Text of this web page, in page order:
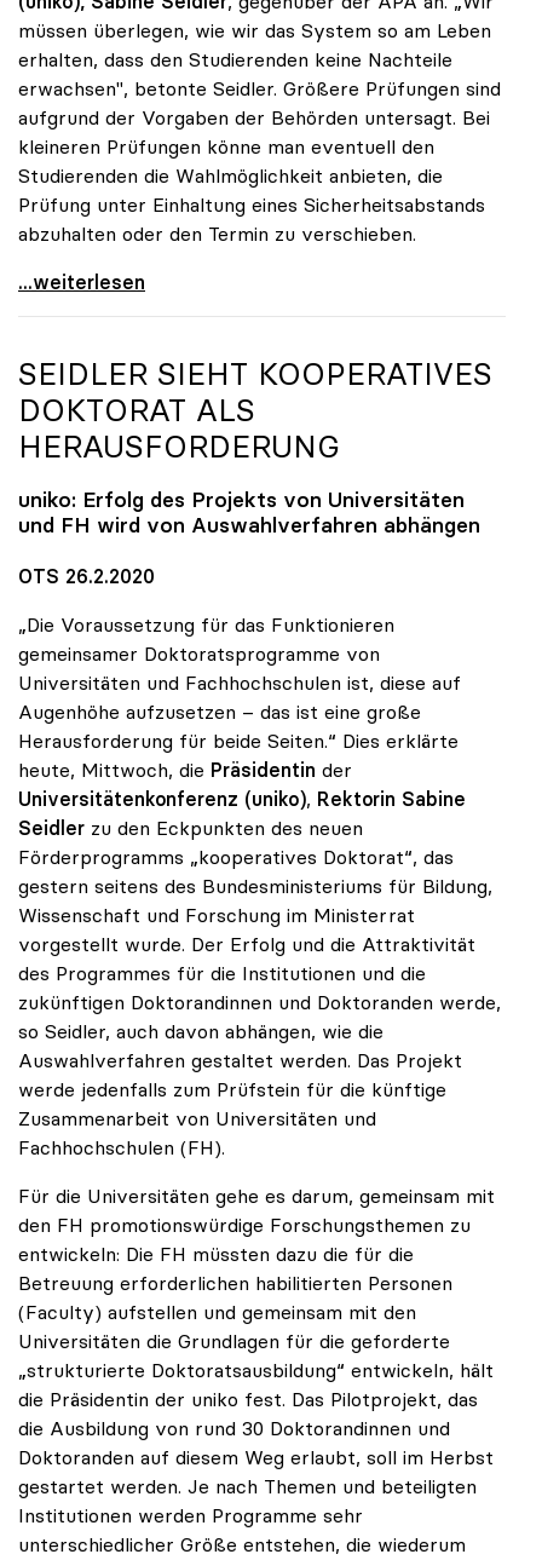
müssen überlegen, wie wir das System so am Leben
erhalten, dass den Studierenden keine Nachteile
erwachsen", betonte Seidler. Größere Prüfungen sind
aufgrund der Vorgaben der Behörden untersagt. Bei
kleineren Prüfungen könne man eventuell den
Studierenden die Wahlmöglichkeit anbieten, die
Prüfung unter Einhaltung eines Sicherheitsabstands
abzuhalten oder den Termin zu verschieben.
Coronavirus - uniko: Studierende sollen keine
...weiterlesen
SEIDLER SIEHT KOOPERATIVES
DOKTORAT ALS
HERAUSFORDERUNG
uniko: Erfolg des Projekts von Universitäten
und FH wird von Auswahlverfahren abhängen
OTS 26.2.2020
„Die Voraussetzung für das Funktionieren
gemeinsamer Doktoratsprogramme von
Universitäten und Fachhochschulen ist, diese auf
Augenhöhe aufzusetzen – das ist eine große
Herausforderung für beide Seiten.“ Dies erklärte
heute, Mittwoch, die Präsidentin der
Universitätenkonferenz (uniko), Rektorin Sabine
Seidler zu den Eckpunkten des neuen
Förderprogramms „kooperatives Doktorat“, das
gestern seitens des Bundesministeriums für Bildung,
Wissenschaft und Forschung im Ministerrat
vorgestellt wurde. Der Erfolg und die Attraktivität
des Programmes für die Institutionen und die
zukünftigen Doktorandinnen und Doktoranden werde,
so Seidler, auch davon abhängen, wie die
Auswahlverfahren gestaltet werden. Das Projekt
werde jedenfalls zum Prüfstein für die künftige
Zusammenarbeit von Universitäten und
Fachhochschulen (FH).
Für die Universitäten gehe es darum, gemeinsam mit
den FH promotionswürdige Forschungsthemen zu
entwickeln: Die FH müssten dazu die für die
Betreuung erforderlichen habilitierten Personen
(Faculty) aufstellen und gemeinsam mit den
Universitäten die Grundlagen für die geforderte
„strukturierte Doktoratsausbildung“ entwickeln, hält
die Präsidentin der uniko fest. Das Pilotprojekt, das
die Ausbildung von rund 30 Doktorandinnen und
Doktoranden auf diesem Weg erlaubt, soll im Herbst
gestartet werden. Je nach Themen und beteiligten
Institutionen werden Programme sehr
unterschiedlicher Größe entstehen, die wiederum